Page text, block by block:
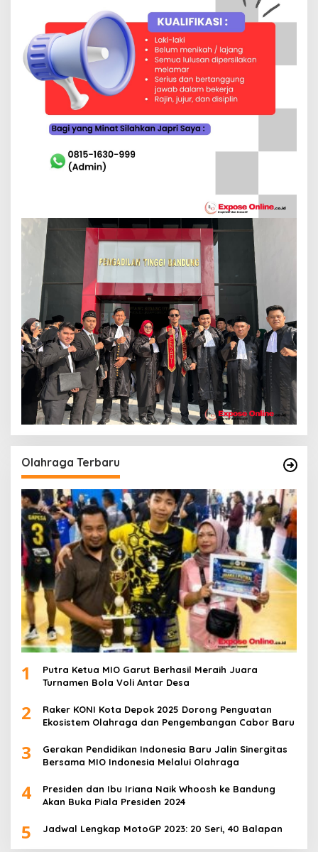
Olahraga Terbaru
1
Putra Ketua MIO Garut Berhasil Meraih Juara
Turnamen Bola Voli Antar Desa
2
Raker KONI Kota Depok 2025 Dorong Penguatan
Ekosistem Olahraga dan Pengembangan Cabor Baru
3
Gerakan Pendidikan Indonesia Baru Jalin Sinergitas
Bersama MIO Indonesia Melalui Olahraga
4
Presiden dan Ibu Iriana Naik Whoosh ke Bandung
Akan Buka Piala Presiden 2024
5 Jadwal Lengkap MotoGP 2023: 20 Seri, 40 Balapan